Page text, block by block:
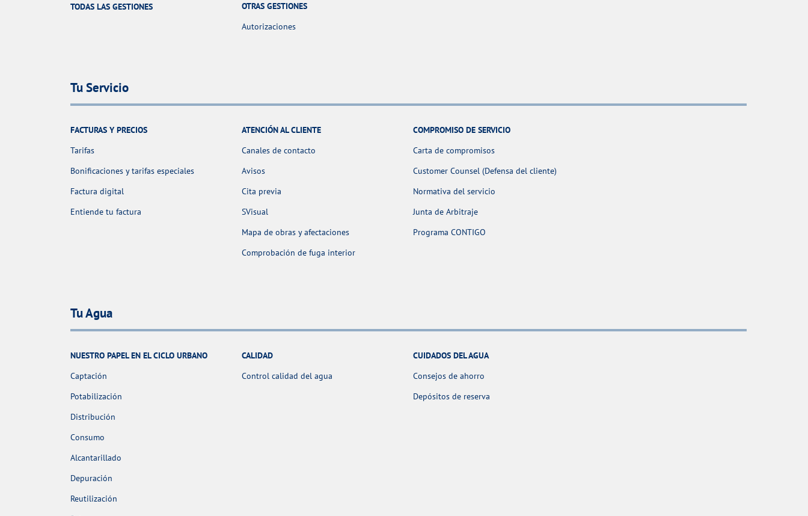
TODAS LAS GESTIONES
OTRAS GESTIONES
Autorizaciones
Tu Servicio
FACTURAS Y PRECIOS
Tarifas
Bonificaciones y tarifas especiales
Factura digital
Entiende tu factura
ATENCIÓN AL CLIENTE
Canales de contacto
Avisos
Cita previa
SVisual
Mapa de obras y afectaciones
Comprobación de fuga interior
COMPROMISO DE SERVICIO
Carta de compromisos
Customer Counsel (Defensa del cliente)
Normativa del servicio
Junta de Arbitraje
Programa CONTIGO
Tu Agua
NUESTRO PAPEL EN EL CICLO URBANO
Captación
Potabilización
Distribución
Consumo
Alcantarillado
Depuración
Reutilización
CALIDAD
Control calidad del agua
CUIDADOS DEL AGUA
Consejos de ahorro
Depósitos de reserva